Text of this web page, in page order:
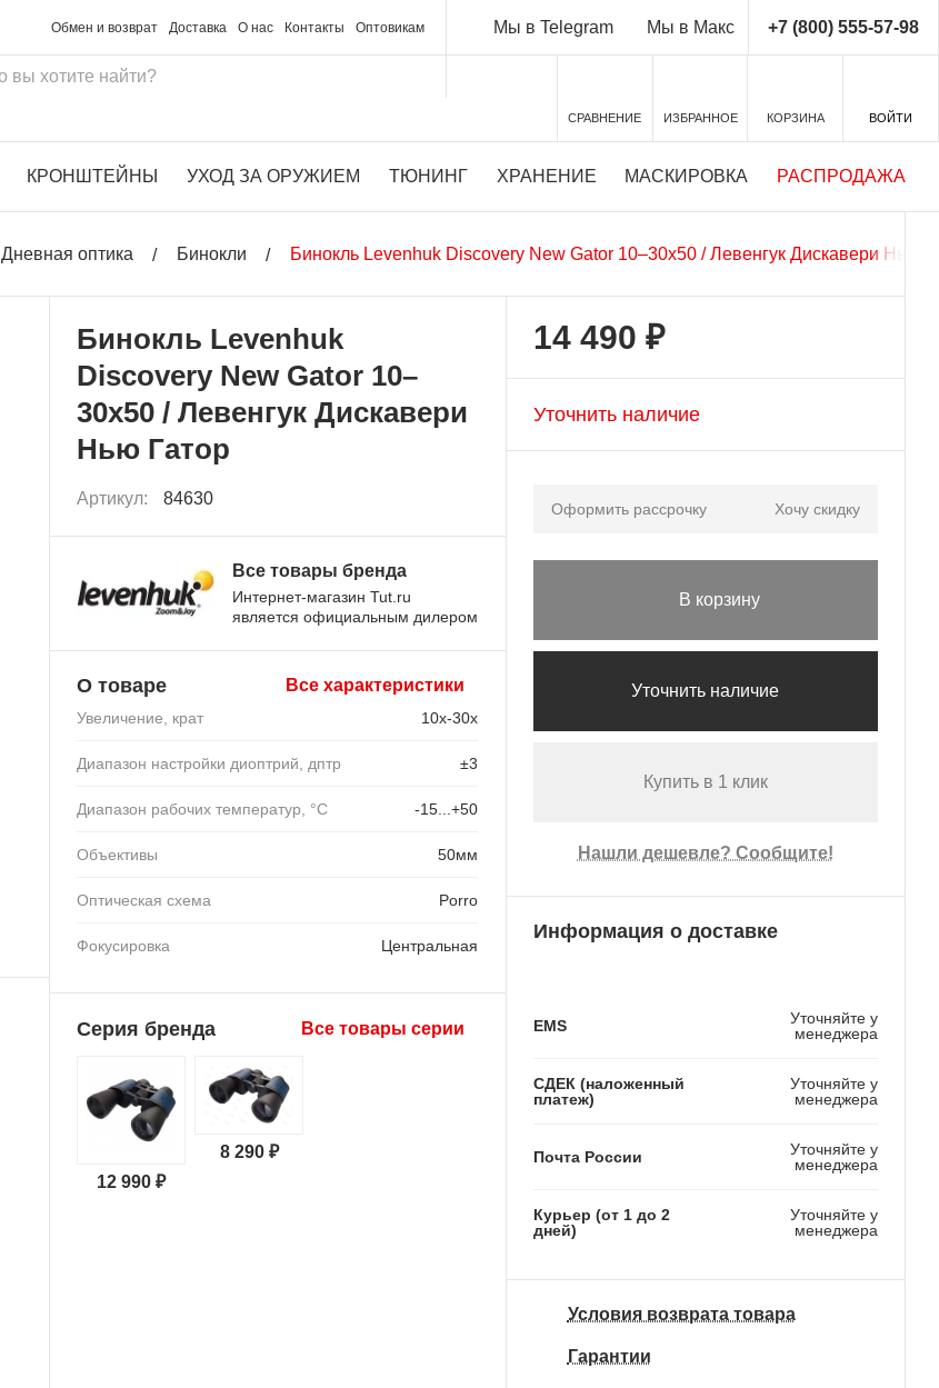
Обмен и возврат Доставка О нас Контакты Оптовикам Мы в Telegram Мы в Макс +7 (800) 555-57-98
СРАВНЕНИЕ ИЗБРАННОЕ КОРЗИНА ВОЙТИ
КРОНШТЕЙНЫ УХОД ЗА ОРУЖИЕМ ТЮНИНГ ХРАНЕНИЕ МАСКИРОВКА РАСПРОДАЖА
Дневная оптика Бинокли Бинокль Levenhuk Discovery New Gator 10–30x50 / Левенгук Дискавери Нью
Бинокль Levenhuk
Discovery New Gator 10–
30x50 / Левенгук Дискавери
Нью Гатор
Артикул: 84630
Все товары бренда
Интернет-магазин Tut.ru
является официальным дилером
О товаре Все характеристики
Увеличение, крат 10x-30x
Диапазон настройки диоптрий, дптр ±3
Диапазон рабочих температур, °C -15...+50
Объективы 50мм
Оптическая схема Porro
Фокусировка Центральная
Серия бренда Все товары серии
12 990 ₽
8 290 ₽
14 490 ₽
Уточнить наличие
Оформить рассрочку Хочу скидку
В корзину
Уточнить наличие
Купить в 1 клик
Нашли дешевле? Сообщите!
Информация о доставке
EMS
Уточняйте у
менеджера
СДЕК (наложенный
платеж)
Уточняйте у
менеджера
Почта России
Уточняйте у
менеджера
Курьер (от 1 до 2
дней)
Уточняйте у
менеджера
Условия возврата товара
Гарантии